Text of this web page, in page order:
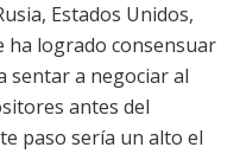
Estados Unidos,
ha logrado consensuar
sentar a negociar al
antes del
paso sería un alto el